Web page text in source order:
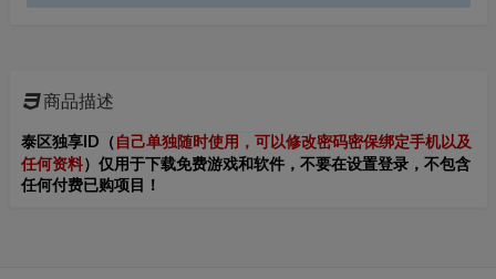
商品描述
泰区独享ID（ 自己单独随时使用，可以修改密码密保绑定手机以及
任何资料） 仅用于下载免费游戏和软件，不要在设置登录，不包含
任何付费已购项目！